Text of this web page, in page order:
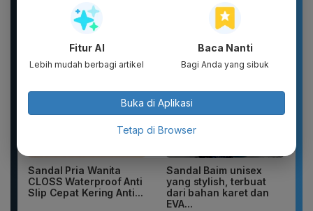
sandal pria terbaru.
Motif kartun berpendar.
Agustus Dirgahayu 81
2026 Katun...
Sandal Pria Wanita
CLOSS Waterproof Anti
Slip Cepat Kering Anti...
Sandal Baim unisex
yang stylish, terbuat
dari bahan karet dan
EVA...
Fitur AI
Lebih mudah berbagi artikel
Baca Nanti
Bagi Anda yang sibuk
Buka di Aplikasi
Tetap di Browser